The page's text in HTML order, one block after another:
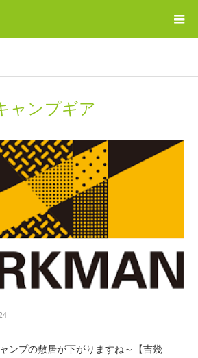
ャンプギア
ンプの敷居が下がりますね～【吉幾